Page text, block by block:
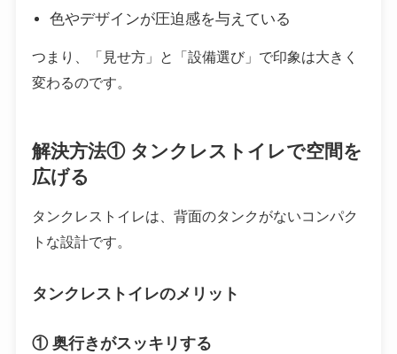
色やデザインが圧迫感を与えている
つまり、「見せ方」と「設備選び」で印象は大きく
変わるのです。
解決方法① タンクレストイレで空間を
広げる
タンクレストイレは、背面のタンクがないコンパク
トな設計です。
タンクレストイレのメリット
① 奥行きがスッキリする